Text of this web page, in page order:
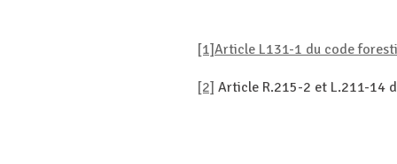
[1]Article L131-1 du code
[2] Article R.215-2 et L.211-14